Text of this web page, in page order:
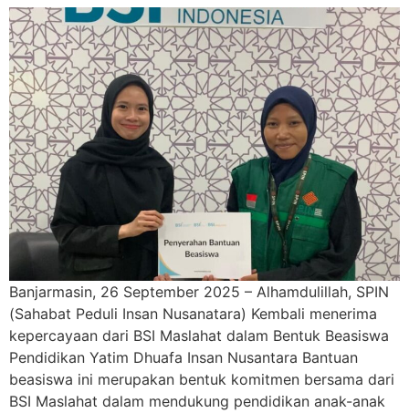
Banjarmasin, 26 September 2025 – Alhamdulillah, SPIN
(Sahabat Peduli Insan Nusanatara) Kembali menerima
kepercayaan dari BSI Maslahat dalam Bentuk Beasiswa
Pendidikan Yatim Dhuafa Insan Nusantara Bantuan
beasiswa ini merupakan bentuk komitmen bersama dari
BSI Maslahat dalam mendukung pendidikan anak-anak